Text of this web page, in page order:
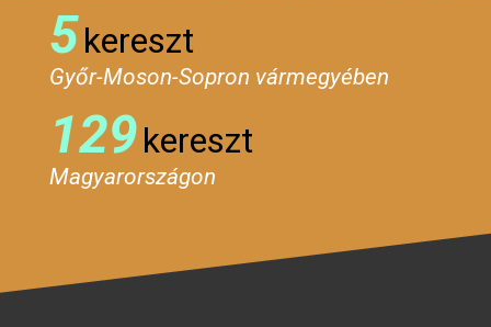
5kereszt
Győr-Moson-Sopron vármegyében
129kereszt
Magyarországon